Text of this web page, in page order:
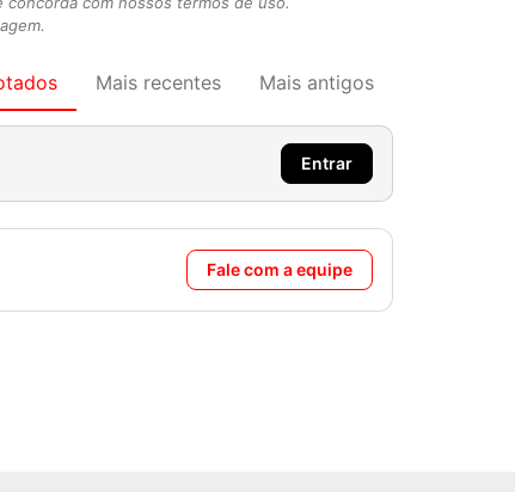
Mais recentes Mais antigos
Entrar
Fale com a equipe